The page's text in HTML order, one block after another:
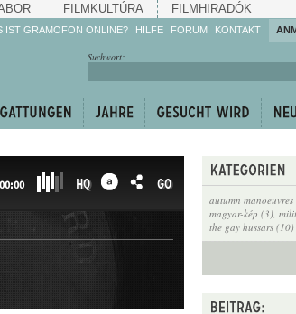
FILMKULTÚRA FILMHIRADÓK
IST GRAMOFON ONLINE? HILFE
Machen Sie mit!
weiter!
FORUM KONTAKT
Suchwort:
autumn
magyar-kép (3),
the gay hussars (10)
00:00 HQ GO